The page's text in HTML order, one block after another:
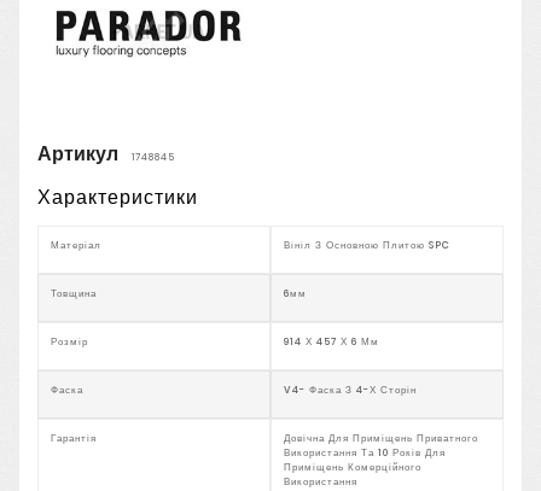
Артикул 1748845
Характеристики
Матеріал Вініл З Основною Плитою SPC
Товщина 6мм
Розмір 914 Х 457 Х 6 Мм
Фаска V4- Фаска З 4-Х Сторін
Гарантія
Довічна Для Приміщень Приватного
Використання Та 10 Років Для
Приміщень Комерційного
Використання